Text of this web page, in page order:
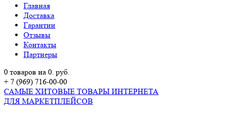
Главная
Доставка
Гарантии
Отзывы
Контакты
Партнеры
0 товаров на 0. руб.
+ 7 (969) 716-00-00
САМЫЕ ХИТОВЫЕ ТОВАРЫ ИНТЕРНЕТА
ДЛЯ МАРКЕТПЛЕЙСОВ